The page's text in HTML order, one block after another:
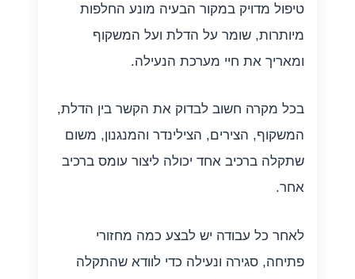
טיפול מדויק במקור הבעיה מונע החלפות
מיותרות, שומר על הדלת ועל המשקוף
ומאריך את חיי מערכת הנעילה.
בכל מקרה חשוב לבדוק את הקשר בין הדלת,
המשקוף, הצירים, הצילינדר והמנגנון, משום
שתקלה ברכיב אחד יכולה ליצור עומס ברכיב
אחר.
לאחר כל עבודה יש לבצע כמה מחזורי
פתיחה, סגירה ונעילה כדי לוודא שהתקלה